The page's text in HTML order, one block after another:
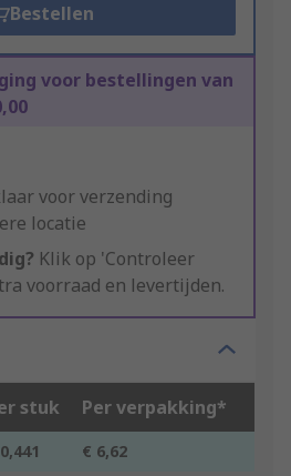
Bestellen
voor bestellingen van
voor verzending
locatie
Klik op 'Controleer
voorraad en levertijden.
stuk Per verpakking*
€ 6,62